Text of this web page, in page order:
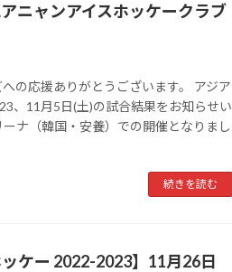
ニャンアイスホッケークラブ
の応援ありがとうございます。 アジア
、11月5日(土)の試合結果をお知らせい
ナ（韓国・安養）での開催となりまし
続きを読む
ケー 2022-2023】11月26日